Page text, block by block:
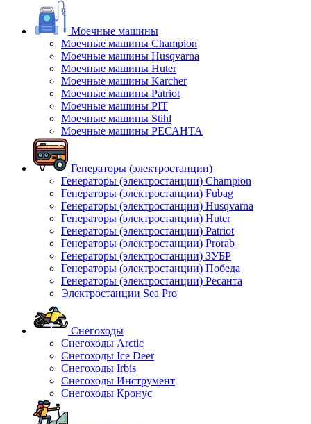
Моечные машины
Моечные машины Champion
Моечные машины Husqvarna
Моечные машины Huter
Моечные машины Karcher
Моечные машины Patriot
Моечные машины PIT
Моечные машины Stihl
Моечные машины РЕСАНТА
Генераторы (электростанции)
Генераторы (электростанции) Champion
Генераторы (электростанции) Fubag
Генераторы (электростанции) Husqvarna
Генераторы (электростанции) Huter
Генераторы (электростанции) Patriot
Генераторы (электростанции) Prorab
Генераторы (электростанции) ЗУБР
Генераторы (электростанции) Победа
Генераторы (электростанции) Ресанта
Электростанции Sea Pro
Снегоходы
Снегоходы Arctic
Снегоходы Ice Deer
Снегоходы Irbis
Снегоходы Инструмент
Снегоходы Кронус